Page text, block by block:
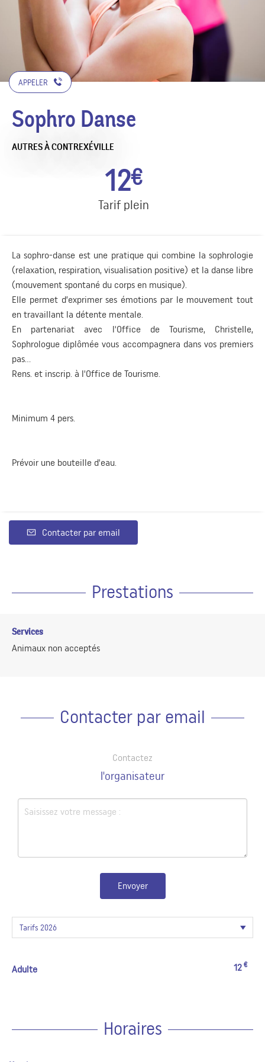
APPELER
Sophro Danse
AUTRESÀ CONTREXÉVILLE
12€
Tarif plein
La sophro-danse est une pratique qui combine la sophrologie
(relaxation, respiration, visualisation positive) et la danse libre
(mouvement spontané du corps en musique).
Elle permet d’exprimer ses émotions par le mouvement tout
en travaillant la détente mentale.
En partenariat avec l'Office de Tourisme, Christelle,
Sophrologue diplômée vous accompagnera dans vos premiers
pas...
Rens. et inscrip. à l'Office de Tourisme.
Minimum 4 pers.
Prévoir une bouteille d'eau.
Contacter par email
Prestations
Services
Animaux non acceptés
Contacter par email
Contactez
l'organisateur
Envoyer
Adulte 12 €
Horaires